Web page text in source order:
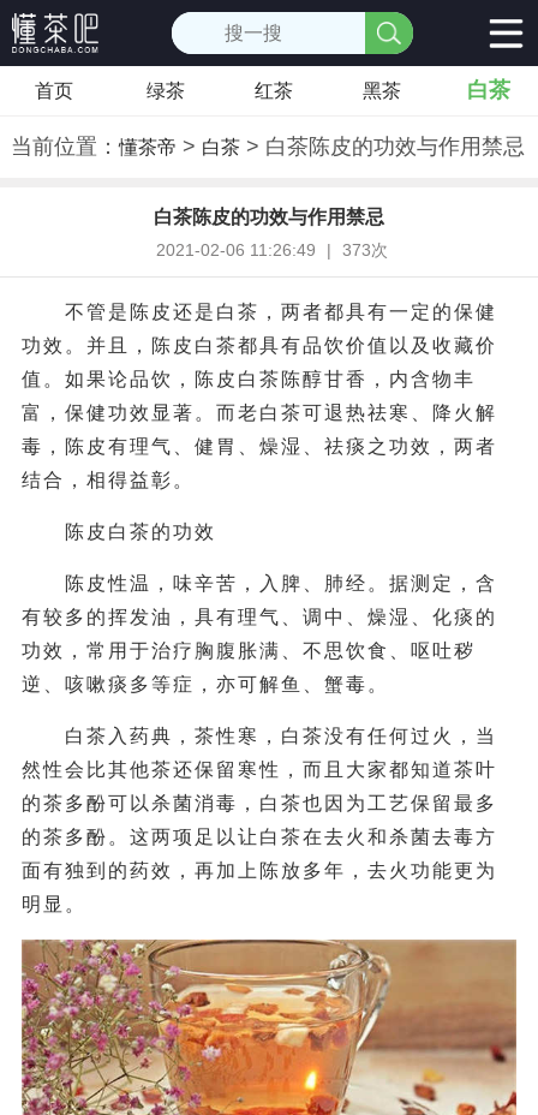
首页 绿茶 红茶 黑茶 白茶
当前位置：懂茶帝 > 白茶> 白茶陈皮的功效与作用禁忌
白茶陈皮的功效与作用禁忌
2021-02-06 11:26:49 | 373次
不管是陈皮还是白茶，两者都具有一定的保健
功效。并且，
陈皮白茶都具有品饮价值以及收藏价
值。如果论品饮，陈皮白茶陈醇甘香，内含物丰
富，保健功效显著。而老白茶可退热祛寒、降火解
毒，陈皮有理气、健胃、燥湿、祛痰之功效，两者
结合，相得益彰。
陈皮白茶的功效
陈皮性温，味辛苦，入脾、肺经。据测定，含
有较多的挥发油，具有理气、调中、燥湿、化痰的
功效，常用于治疗胸腹胀满、不思饮食、呕吐秽
逆、咳嗽痰多等症，亦可解鱼、蟹毒。
白茶入药典，茶性寒，白茶没有任何过火，当
然性会比其他茶还保留寒性，而且大家都知道茶叶
的茶多酚可以杀菌消毒，白茶也因为工艺保留最多
的茶多酚。这两项足以让白茶在去火和杀菌去毒方
面有独到的药效，再加上陈放多年，去火功能更为
明显。